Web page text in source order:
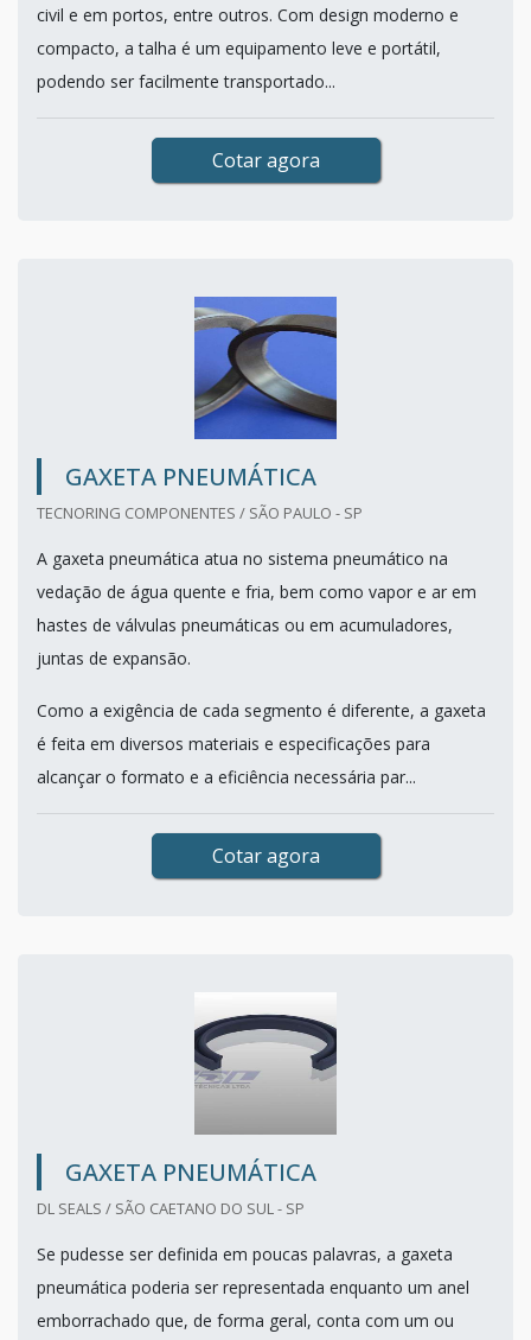
civil e em portos, entre outros. Com design moderno e
compacto, a talha é um equipamento leve e portátil,
podendo ser facilmente transportado...
Cotar agora
GAXETA PNEUMÁTICA
TECNORING COMPONENTES / SÃO PAULO - SP
A gaxeta pneumática atua no sistema pneumático na
vedação de água quente e fria, bem como vapor e ar em
hastes de válvulas pneumáticas ou em acumuladores,
juntas de expansão.
Como a exigência de cada segmento é diferente, a gaxeta
é feita em diversos materiais e especificações para
alcançar o formato e a eficiência necessária par...
Cotar agora
GAXETA PNEUMÁTICA
DL SEALS / SÃO CAETANO DO SUL - SP
Se pudesse ser definida em poucas palavras, a gaxeta
pneumática poderia ser representada enquanto um anel
emborrachado que, de forma geral, conta com um ou